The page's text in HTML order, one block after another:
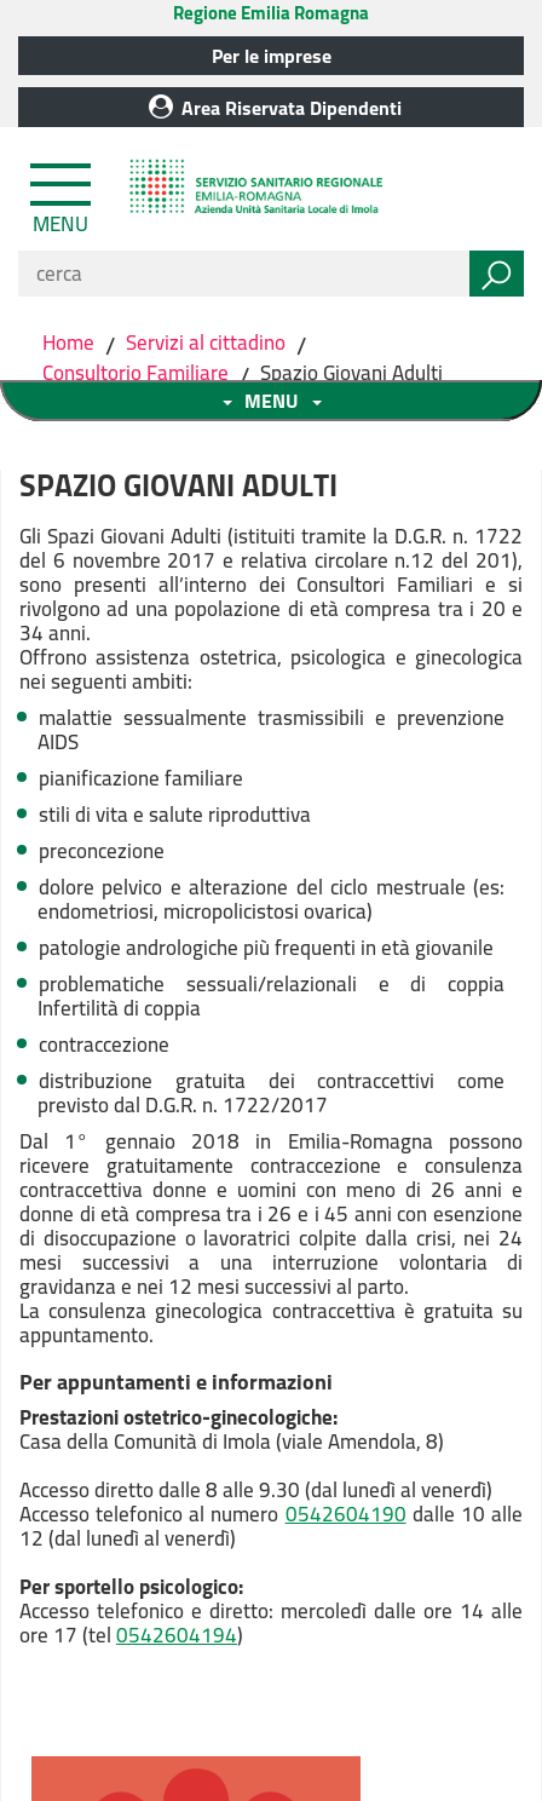
Regione Emilia Romagna
Per le imprese
Area Riservata Dipendenti
MENU
Home / Servizi al cittadino /
Consultorio Familiare / Spazio Giovani Adulti
MENU
SPAZIO GIOVANI ADULTI
Gli Spazi Giovani Adulti (istituiti tramite la D.G.R. n. 1722
del 6 novembre 2017 e relativa circolare n.12 del 201),
sono presenti all’interno dei Consultori Familiari e si
rivolgono ad una popolazione di età compresa tra i 20 e
34 anni.
Offrono assistenza ostetrica, psicologica e ginecologica
nei seguenti ambiti:
malattie sessualmente trasmissibili e prevenzione
AIDS
pianificazione familiare
stili di vita e salute riproduttiva
preconcezione
dolore pelvico e alterazione del ciclo mestruale (es:
endometriosi, micropolicistosi ovarica)
patologie andrologiche più frequenti in età giovanile
problematiche sessuali/relazionali e di coppia
Infertilità di coppia
contraccezione
distribuzione gratuita dei contraccettivi come
previsto dal D.G.R. n. 1722/2017
Dal 1° gennaio 2018 in Emilia-Romagna possono
ricevere gratuitamente contraccezione e consulenza
contraccettiva donne e uomini con meno di 26 anni e
donne di età compresa tra i 26 e i 45 anni con esenzione
di disoccupazione o lavoratrici colpite dalla crisi, nei 24
mesi successivi a una interruzione volontaria di
gravidanza e nei 12 mesi successivi al parto.
La consulenza ginecologica contraccettiva è gratuita su
appuntamento.
Per appuntamenti e informazioni
Prestazioniostetrico-ginecologiche:
Casa della Comunità di Imola (viale Amendola, 8)
Accesso diretto dalle 8 alle 9.30 (dal lunedì al venerdì)
Accesso telefonico al numero0542604190dalle 10 alle
12 (dal lunedì al venerdì)
Per sportello psicologico:
Accesso telefonico e diretto: mercoledì dalle ore 14 alle
ore 17 (tel0542604194)